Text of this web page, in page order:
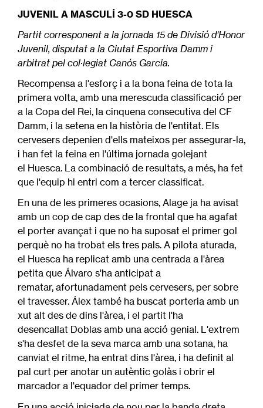
JUVENIL A MASCULÍ 3-0 SD HUESCA
Partit corresponent a la jornada 15 de Divisió d'Honor
Juvenil, disputat a la Ciutat Esportiva Damm i
arbitrat pel col·legiat Canós Garcia.
Recompensa a l'esforç i a la bona feina de tota la
primera volta, amb una merescuda classificació per
a la Copa del Rei, la cinquena consecutiva del CF
Damm, i la setena en la història de l'entitat. Els
cervesers depenien d'ells mateixos per assegurar-la,
i han fet la feina en l'última jornada golejant
el Huesca. La combinació de resultats, a més, ha fet
que l'equip hi entri com a tercer classificat.
En una de les primeres ocasions, Alage ja ha avisat
amb un cop de cap des de la frontal que ha agafat
el porter avançat i que no ha suposat el primer gol
perquè no ha trobat els tres pals. A pilota aturada,
el Huesca ha replicat amb una centrada a l'àrea
petita que Álvaro s'ha anticipat a
rematar, afortunadament pels cervesers, per sobre
el travesser. Álex també ha buscat porteria amb un
xut alt des de dins l'àrea, i el partit l'ha
desencallat Doblas amb una acció genial. L'extrem
s'ha desfet de la seva marca amb una sotana, ha
canviat el ritme, ha entrat dins l'àrea, i ha definit al
pal curt per anotar un autèntic golàs i obrir el
marcador a l'equador del primer temps.